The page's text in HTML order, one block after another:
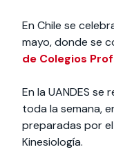
En Chile se
mayo, donde se
de Colegios
En la UANDES
toda la semana,
preparadas por
Kinesiología.